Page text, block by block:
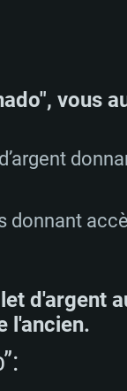
vous
donnant
d'argent
l'ancien.